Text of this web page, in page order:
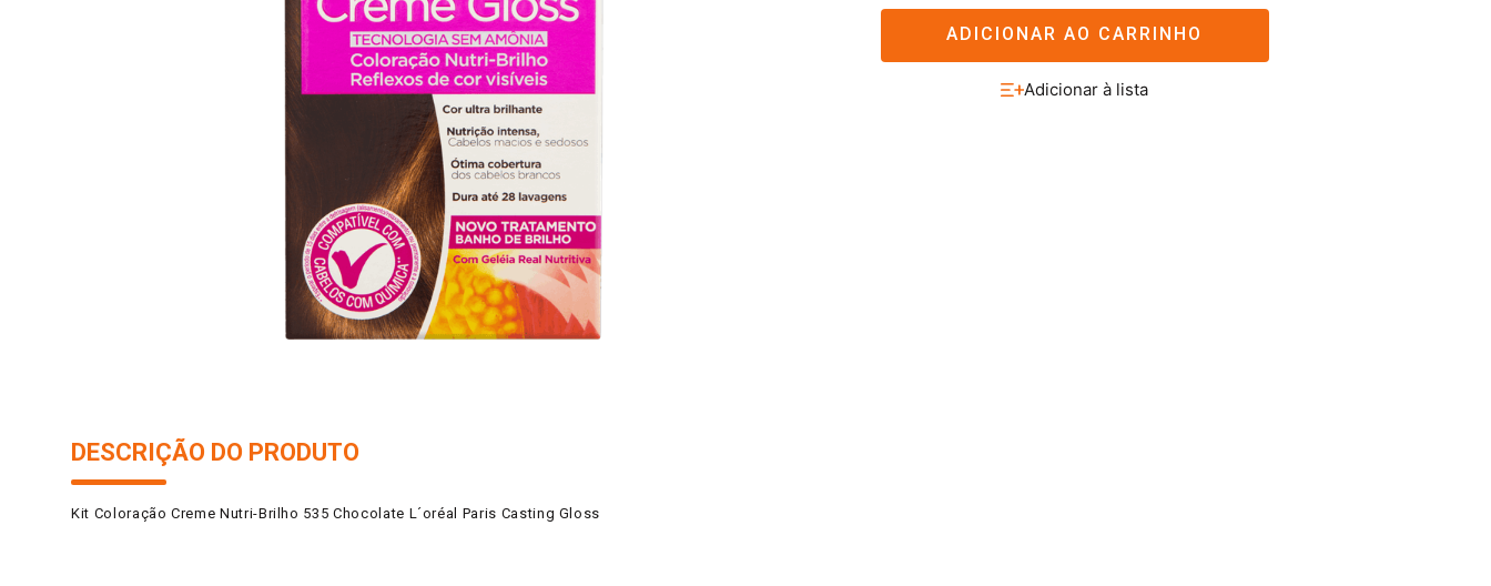
ADICIONAR AO CARRINHO
DESCRIÇÃO DO PRODUTO
Kit Coloração Creme Nutri-Brilho 535 Chocolate L´oréal Paris Casting Gloss